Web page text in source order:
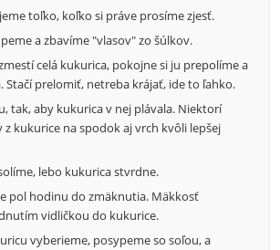
toľko, koľko si práve prosíme zjesť.
a zbavíme "vlasov" zo šúlkov.
celá kukurica, pokojne si ju prepolíme a
Stačí prelomiť, netreba krájať, ide to ľahko.
tak, aby kukurica v nej plávala. Niektorí
z kukurice na spodok aj vrch kvôli lepšej
lebo kukurica stvrdne.
pol hodinu do zmäknutia. Mäkkosť
vidličkou do kukurice.
vyberieme, posypeme so soľou, a